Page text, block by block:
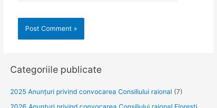
Categoriile publicate
2025 Anunţuri privind convocarea Consiliului raional (7)
2026 Anunțuri privind convocarea Consiliului raional Florești